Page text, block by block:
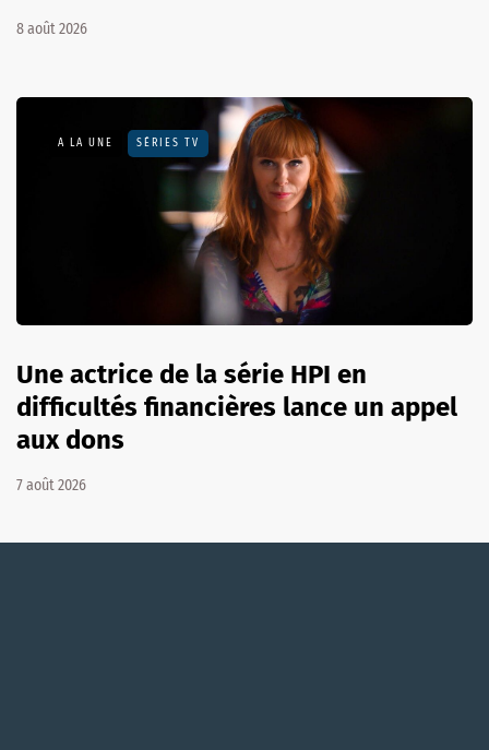
8 août 2026
A LA UNE SÉRIES TV
Une actrice de la série HPI en
difficultés financières lance un appel
aux dons
7 août 2026